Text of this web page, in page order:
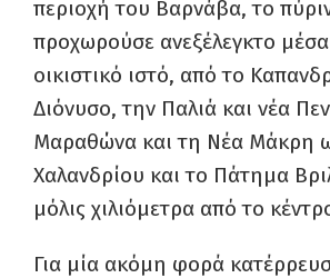
περιοχή του Βαρνάβα, το
προχωρούσε ανεξέλεγκτο
οικιστικό ιστό, από το
Διόνυσο, την Παλιά και νέα
Μαραθώνα και τη Νέα Μάκρη
Χαλανδρίου και το Πάτημα
μόλις χιλιόμετρα από το
Για μία ακόμη φορά